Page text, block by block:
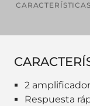
CARACTERÍSTICAS
2
Respuesta